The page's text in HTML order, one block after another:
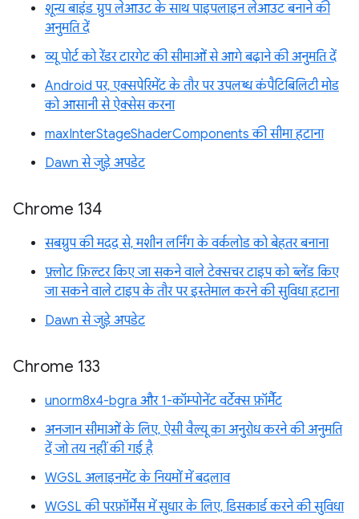
शून्य बाइंड ग्रुप लेआउट के साथ पाइपलाइन लेआउट बनाने की
अनुमति दें
व्यू पोर्ट को रेंडर टारगेट की सीमाओं से आगे बढ़ाने की अनुमति दें
Android पर, एक्सपेरिमेंट के तौर पर उपलब्ध कंपैटिबिलिटी मोड
को आसानी से ऐक्सेस करना
maxInterStageShaderComponents की सीमा हटाना
Dawn से जुड़े अपडेट
Chrome 134
सबग्रुप की मदद से, मशीन लर्निंग के वर्कलोड को बेहतर बनाना
फ़्लोट फ़िल्टर किए जा सकने वाले टेक्सचर टाइप को ब्लेंड किए
जा सकने वाले टाइप के तौर पर इस्तेमाल करने की सुविधा हटाना
Dawn से जुड़े अपडेट
Chrome 133
unorm8x4-bgra और 1-कॉम्पोनेंट वर्टेक्स फ़ॉर्मैट
अनजान सीमाओं के लिए, ऐसी वैल्यू का अनुरोध करने की अनुमति
दें जो तय नहीं की गई है
WGSL अलाइनमेंट के नियमों में बदलाव
WGSL की परफ़ॉर्मेंस में सुधार के लिए, डिसकार्ड करने की सुविधा